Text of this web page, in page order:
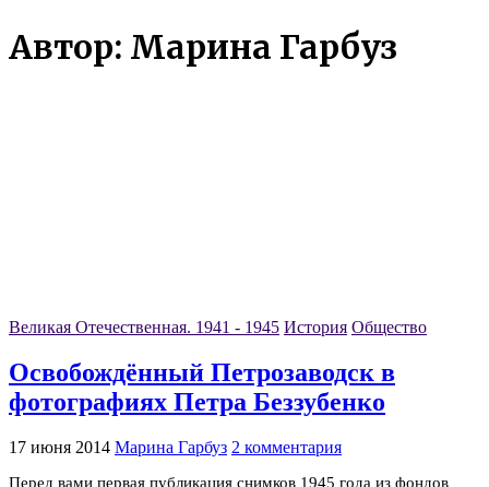
Автор: Марина Гарбуз
Великая Отечественная. 1941 - 1945 История Общество
Освобождённый Петрозаводск в
фотографиях Петра Беззубенко
17 июня 2014 Марина Гарбуз 2 комментария
Перед вами первая публикация снимков 1945 года из фондов